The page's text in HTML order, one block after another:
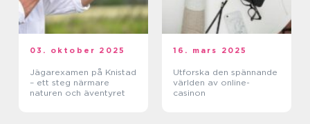
03. oktober 2025
Jägarexamen på Knistad
– ett steg närmare
naturen och äventyret
16. mars 2025
Utforska den spännande
världen av online-
casinon